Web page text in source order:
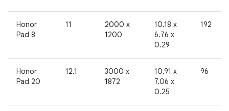
Honor
Pad 8
11
2000 x
1200
10.18 x
6.76 x
0.29
192
Honor
Pad 20
12.1
3000 x
1872
10.91 x
7.06 x
0.25
96